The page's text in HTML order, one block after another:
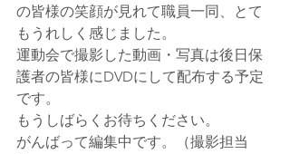
の皆様の笑顔が見れて職員一同、とて
もうれしく感じました。
運動会で撮影した動画・写真は後日保
護者の皆様にDVDにして配布する予定
です。
もうしばらくお待ちください。
がんばって編集中です。（撮影担当